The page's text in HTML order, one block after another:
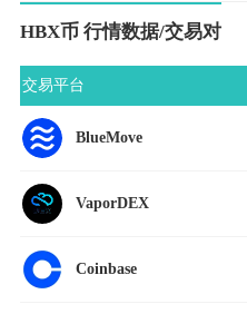
HBX币 行情数据/交易对
交易平台
BlueMove
VaporDEX
Coinbase